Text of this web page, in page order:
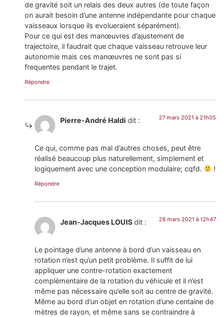
de gravité soit un relais des deux autres (de toute façon
on aurait besoin d’une antenne indépendante pour chaque
vaisseaux lorsque ils evolueraient séparément).
Pour ce qui est des manœuvres d’ajustement de
trajectoire, il faudrait que chaque vaisseau retrouve leur
autonomie mais ces manœuvres ne sont pas si
frequentes pendant le trajet.
Répondre
Pierre-André Haldi dit : 27 mars 2021 à 21h05
Ce qui, comme pas mal d’autres choses, peut être
réalisé beaucoup plus naturellement, simplement et
logiquement avec une conception modulaire; cqfd.
!
Répondre
Jean-Jacques LOUIS dit : 28 mars 2021 à 12h47
Le pointage d’une antenne à bord d’un vaisseau en
rotation n’est qu’un petit problème. Il suffit de lui
appliquer une contre-rotation exactement
complémentaire de la rotation du véhicule et il n’est
même pas nécessaire qu’elle soit au centre de gravité.
Même au bord d’un objet en rotation d’une centaine de
mètres de rayon, et même sans se contraindre à